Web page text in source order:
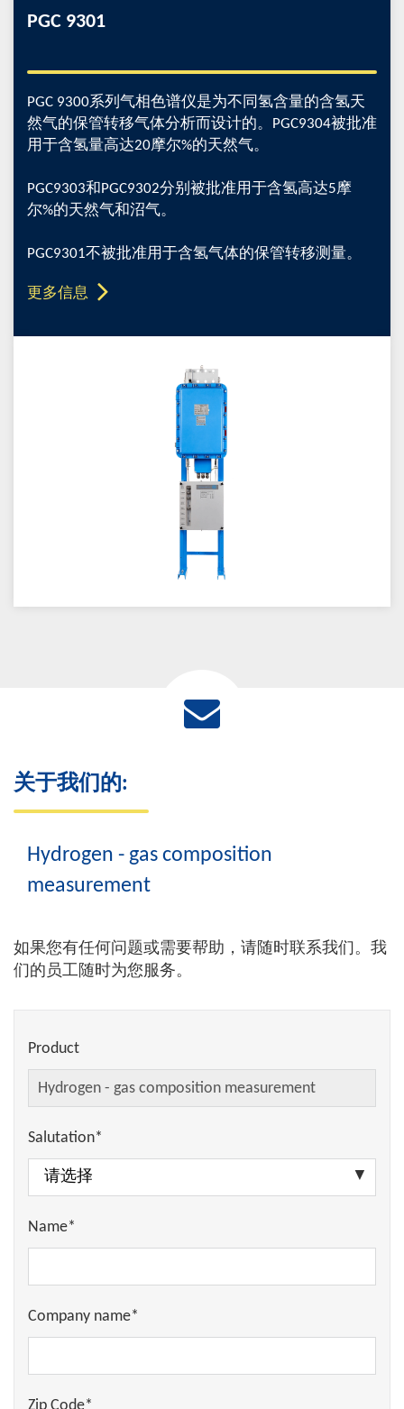
PGC 9301
PGC 9300系列气相色谱仪是为不同氢含量的含氢天
然气的保管转移气体分析而设计的。PGC9304被批准
用于含氢量高达20摩尔%的天然气。
PGC9303和PGC9302分别被批准用于含氢高达5摩
尔%的天然气和沼气。
PGC9301不被批准用于含氢气体的保管转移测量。
更多信息
关于我们的:
Hydrogen - gas composition
measurement
如果您有任何问题或需要帮助，请随时联系我们。我
们的员工随时为您服务。
Product
Salutation*
Name*
Company name*